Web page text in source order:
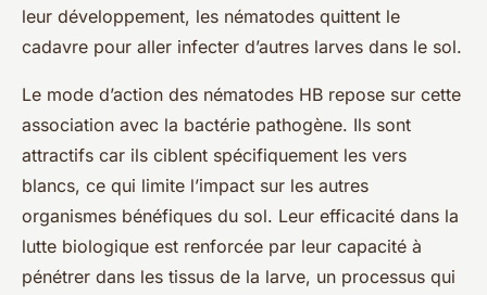
leur développement, les nématodes quittent le
cadavre pour aller infecter d’autres larves dans le sol.
Le mode d’action des nématodes HB repose sur cette
association avec la bactérie pathogène. Ils sont
attractifs car ils ciblent spécifiquement les vers
blancs, ce qui limite l’impact sur les autres
organismes bénéfiques du sol. Leur efficacité dans la
lutte biologique est renforcée par leur capacité à
pénétrer dans les tissus de la larve, un processus qui